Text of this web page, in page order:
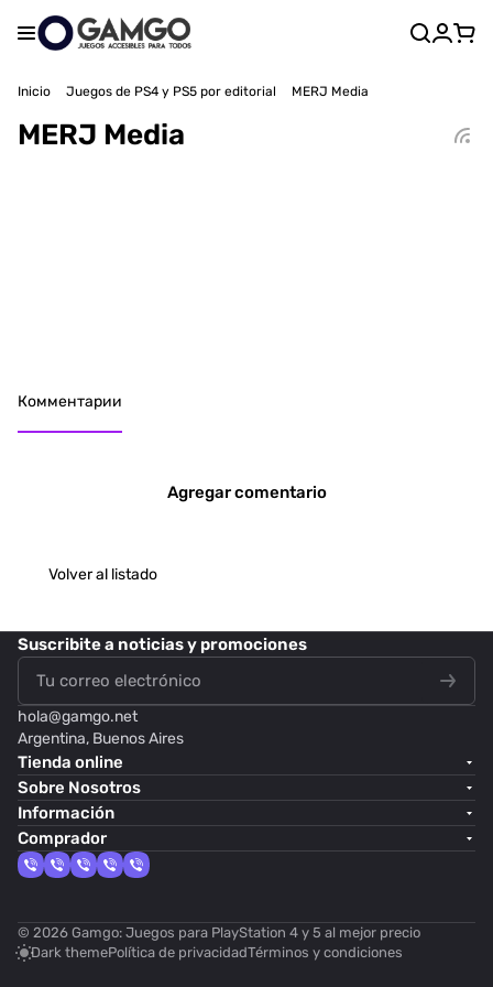
Inicio Juegos de PS4 y PS5 por editorial MERJ Media
MERJ Media
Комментарии
Agregar comentario
Volver al listado
Suscribitea noticias y promociones
hola@gamgo.net
Argentina, Buenos Aires
Tienda online
Sobre Nosotros
Información
Comprador
© 2026 Gamgo: Juegos para PlayStation 4 y 5 al mejor precio
Dark themePolítica de privacidadTérminos y condiciones